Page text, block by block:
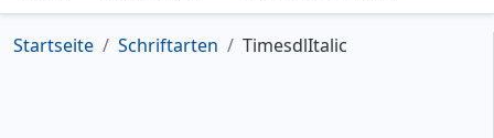
Startseite Schriftarten TimesdlItalic